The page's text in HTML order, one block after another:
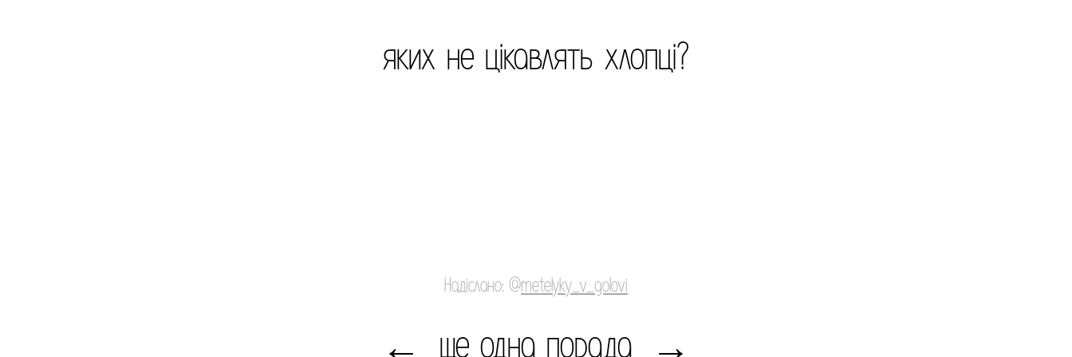
яких не цікавлять хлопці?
Надіслано: @metelyky_v_golovi
← ще одна порада →